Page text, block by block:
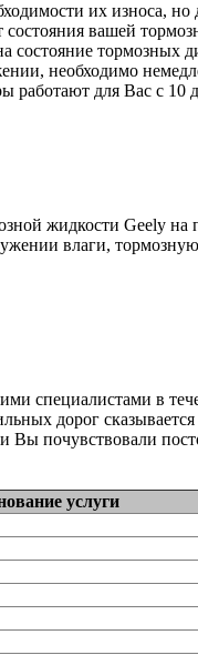
их износа,
состояния вашей
состояние
необходимо
работают для Вас с 10
жидкости Geely
влаги,
специалистами в
дорог
Вы почувствовали
услуги